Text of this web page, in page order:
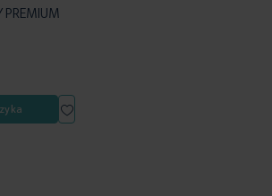
PREMIUM
Dodaj
do